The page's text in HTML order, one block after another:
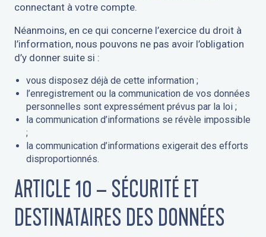
connectant à votre compte.
Néanmoins, en ce qui concerne l’exercice du droit à
l’information, nous pouvons ne pas avoir l’obligation
d’y donner suite si :
vous disposez déjà de cette information ;
l’enregistrement ou la communication de vos données
personnelles sont expressément prévus par la loi ;
la communication d’informations se révèle impossible
;
la communication d’informations exigerait des efforts
disproportionnés.
ARTICLE 10 – SÉCURITÉ ET
DESTINATAIRES DES DONNÉES